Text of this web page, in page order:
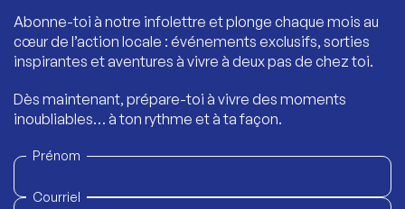
Abonne-toi à notre infolettre et plonge chaque mois au
cœur de l’action locale : événements exclusifs, sorties
inspirantes et aventures à vivre à deux pas de chez toi.
Dès maintenant, prépare-toi à vivre des moments
inoubliables… à ton rythme et à ta façon.
Prénom
Courriel